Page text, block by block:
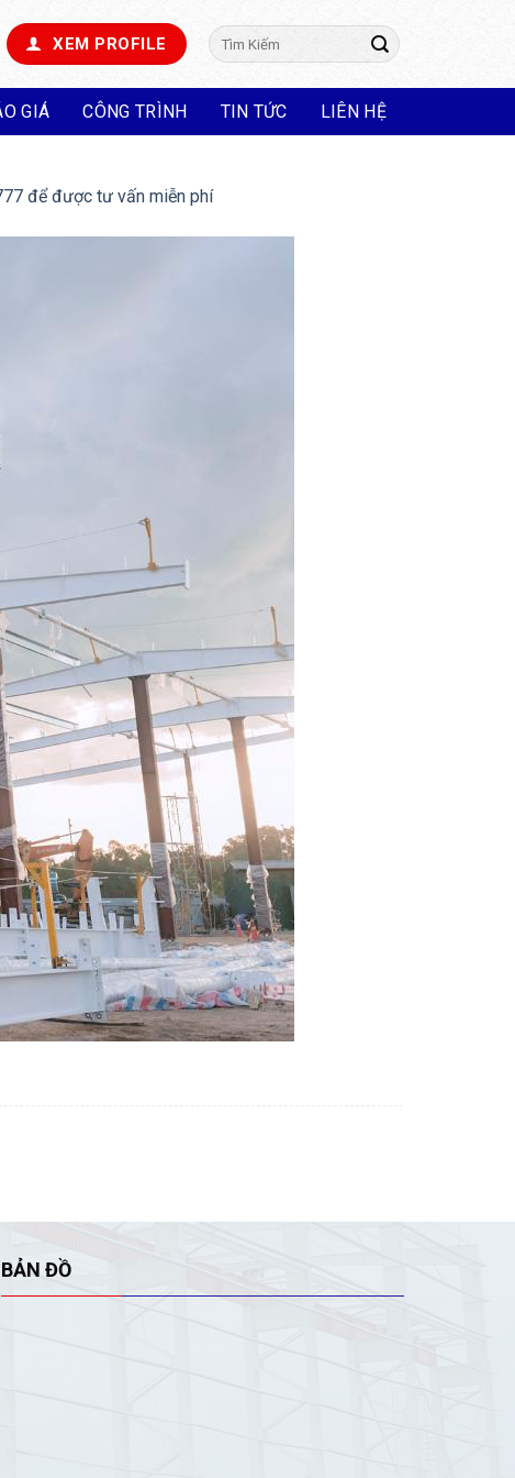
XEM PROFILE
Tìm
kiếm:
GIÁ CÔNG TRÌNH TIN TỨC LIÊN HỆ
để được tư vấn miễn phí
BẢN ĐỒ